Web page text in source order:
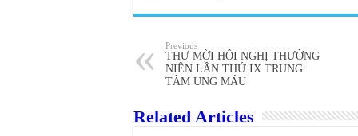
Previous
THƯ MỜI HỘI NGHỊ THƯỜNG
NIÊN LẦN THỨ IX TRUNG
TÂM UNG MÁU
Related Articles